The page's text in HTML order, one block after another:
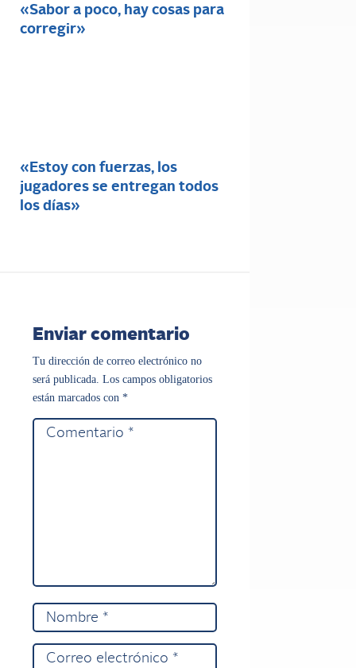
«Sabor a poco, hay cosas para
corregir»
«Estoy con fuerzas, los
jugadores se entregan todos
los días»
Enviar comentario
Tu dirección de correo electrónico no
será publicada. Los campos obligatorios
están marcados con *